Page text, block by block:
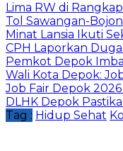
Lima RW di
Tol Sawangan-
Minat Lansia Ikuti
CPH Laporkan
Pemkot Depok
Wali Kota Depok:
Job Fair Depok
DLHK Depok
Tag : Hidup Sehat